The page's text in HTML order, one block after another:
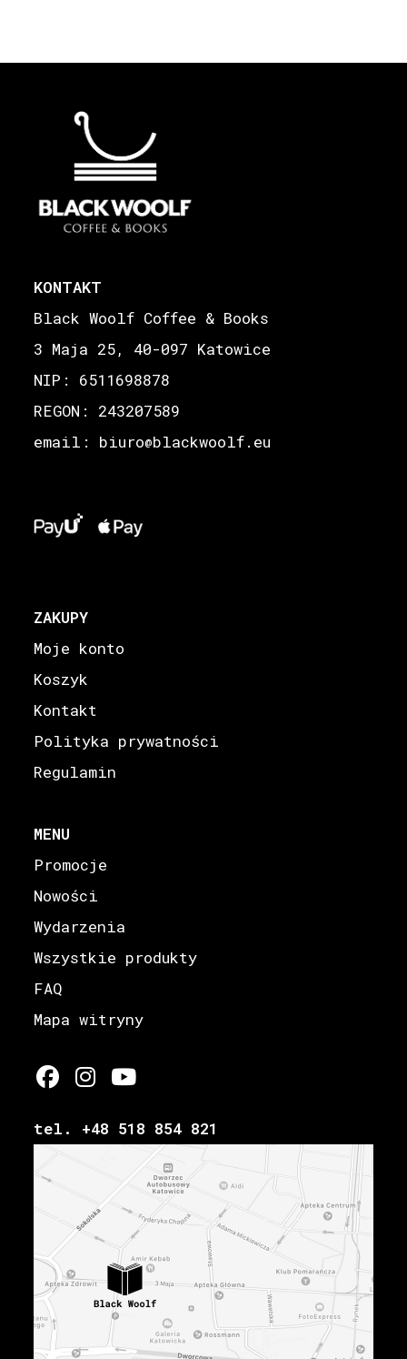
KONTAKT
Black Woolf Coffee & Books
3 Maja 25, 40-097 Katowice
NIP: 6511698878
REGON: 243207589
email: biuro@blackwoolf.eu
ZAKUPY
Moje konto
Koszyk
Kontakt
Polityka prywatności
Regulamin
MENU
Promocje
Nowości
Wydarzenia
Wszystkie produkty
FAQ
Mapa witryny
tel. +48 518 854 821